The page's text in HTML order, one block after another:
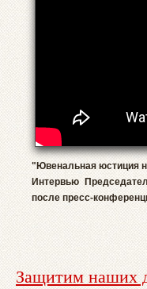
"Ювенальная юстиция
Интервью
после пресс-
Защитим наших